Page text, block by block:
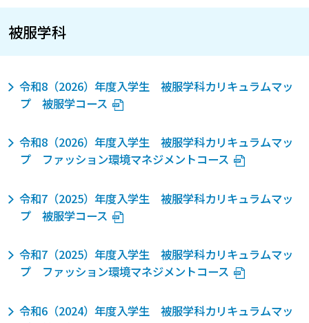
被服学科
令和8（2026）年度入学生 被服学科カリキュラムマッ
プ 被服学コース
令和8（2026）年度入学生 被服学科カリキュラムマッ
プ ファッション環境マネジメントコース
令和7（2025）年度入学生 被服学科カリキュラムマッ
プ 被服学コース
令和7（2025）年度入学生 被服学科カリキュラムマッ
プ ファッション環境マネジメントコース
令和6（2024）年度入学生 被服学科カリキュラムマッ